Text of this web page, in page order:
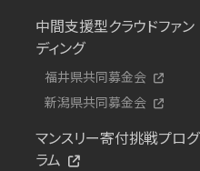
中間支援型クラウドファン
ディング
福井県共同募金会
新潟県共同募金会
マンスリー寄付挑戦プログ
ラム